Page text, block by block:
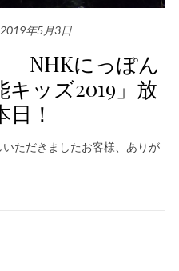
2019年5月3日
NHKにっぽん
ッズ2019」放
！
ただきましたお客様、ありが